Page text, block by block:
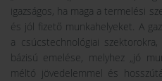
igazságos, ha maga a termelési
és jól fizető munkahelyeket. A
a csúcstechnológiai
bázisú emelése, melyhez „jó
méltó jövedelemmel és